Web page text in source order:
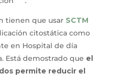
tienen que usar SCTM
citostática como
en Hospital de día
Está demostrado que el
permite reducir el